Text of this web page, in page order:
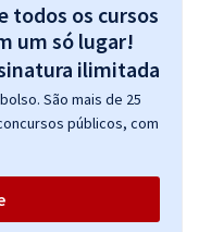
todos os cursos
um só lugar!
São mais de 25
públicos, com